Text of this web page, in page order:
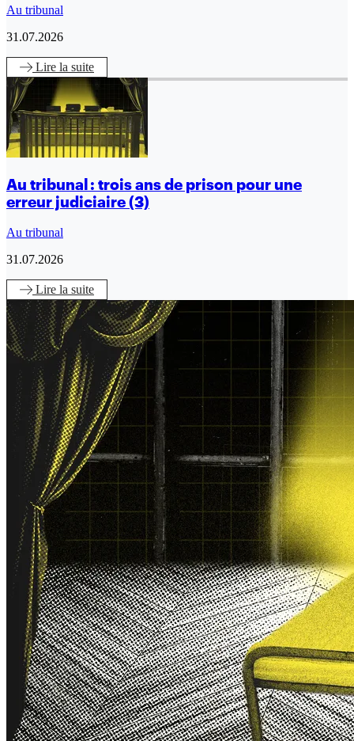
Au tribunal
31.07.2026
Lire la suite
Au tribunal : trois ans de prison pour une
erreur judiciaire (3)
Au tribunal
31.07.2026
Lire la suite